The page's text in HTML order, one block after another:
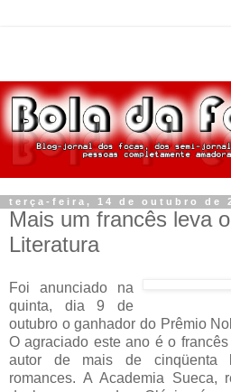
terça-feira, 14 de outubro de
Mais um francês leva
Literatura
Foi anunciado na
quinta, dia 9 de
outubro o ganhador do Prêmio
O agraciado este ano é o
autor de mais de cinqüenta
romances. A Academia Sueca,